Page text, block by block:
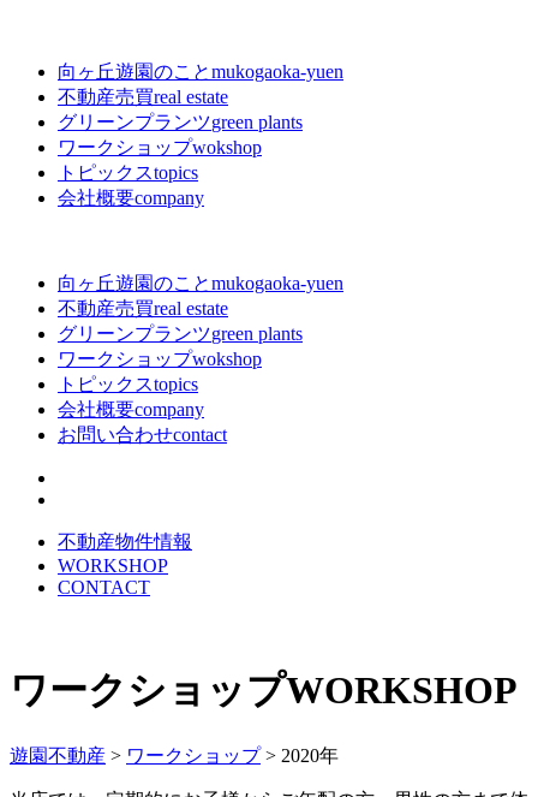
向ヶ丘遊園のことmukogaoka-yuen
不動産売買real estate
グリーンプランツgreen plants
ワークショップwokshop
トピックスtopics
会社概要company
向ヶ丘遊園のことmukogaoka-yuen
不動産売買real estate
グリーンプランツgreen plants
ワークショップwokshop
トピックスtopics
会社概要company
お問い合わせcontact
不動産物件情報
WORKSHOP
CONTACT
ワークショップWORKSHOP
遊園不動産 > ワークショップ> 2020年